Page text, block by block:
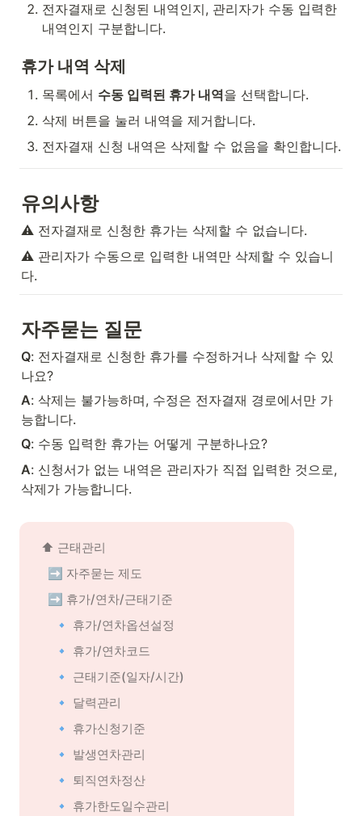
전자결재로 신청된 내역인지, 관리자가 수동 입력한
내역인지 구분합니다.
휴가 내역 삭제
목록에서 수동 입력된 휴가 내역을 선택합니다.
삭제 버튼을 눌러 내역을 제거합니다.
전자결재 신청 내역은 삭제할 수 없음을 확인합니다.
유의사항
⚠️ 전자결재로 신청한 휴가는 삭제할 수 없습니다.
⚠️ 관리자가 수동으로 입력한 내역만 삭제할 수 있습니
다.
자주묻는 질문
Q: 전자결재로 신청한 휴가를 수정하거나 삭제할 수 있
나요?
A: 삭제는 불가능하며, 수정은 전자결재 경로에서만 가
능합니다.
Q: 수동 입력한 휴가는 어떻게 구분하나요?
A: 신청서가 없는 내역은 관리자가 직접 입력한 것으로,
삭제가 가능합니다.
⬆️ 근태관리
➡️ 자주묻는 제도
➡️ 휴가/연차/근태기준
🔹 휴가/연차옵션설정
🔹 휴가/연차코드
🔹 근태기준(일자/시간)
🔹 달력관리
🔹 휴가신청기준
🔹 발생연차관리
🔹 퇴직연차정산
🔹 휴가한도일수관리